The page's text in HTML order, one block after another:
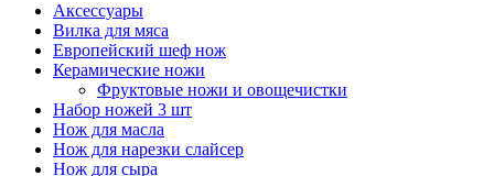
Аксессуары
Вилка для мяса
Европейский шеф нож
Керамические ножи
Фруктовые ножи и овощечистки
Набор ножей 3 шт
Нож для масла
Нож для нарезки слайсер
Нож для сыра